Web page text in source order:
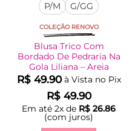
P/M G/GG
COLEÇÃO RENOVO
Blusa Trico Com
Bordado De Pedraria Na
Gola Liliana – Areia
R$49.90 à Vista no Pix
R$49.90
Em até 2x de R$ 26.86
(com juros)